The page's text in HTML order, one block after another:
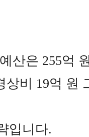
산은 255억
상비 19억 원
입니다.